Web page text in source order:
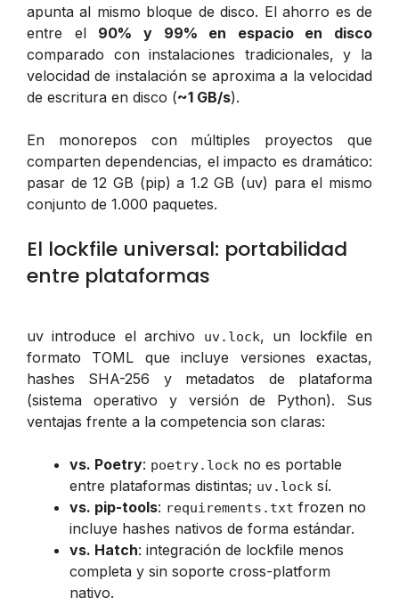
apunta al mismo bloque de disco. El ahorro es de
entre el 90% y 99% en espacio en disco
comparado con instalaciones tradicionales, y la
velocidad de instalación se aproxima a la velocidad
de escritura en disco (~1 GB/s).
En monorepos con múltiples proyectos que
comparten dependencias, el impacto es dramático:
pasar de 12 GB (pip) a 1.2 GB (uv) para el mismo
conjunto de 1.000 paquetes.
El lockfile universal: portabilidad
entre plataformas
uv introduce el archivo uv.lock, un lockfile en
formato TOML que incluye versiones exactas,
hashes SHA-256 y metadatos de plataforma
(sistema operativo y versión de Python). Sus
ventajas frente a la competencia son claras:
vs. Poetry: poetry.lock no es portable
entre plataformas distintas; uv.lock sí.
vs. pip-tools: requirements.txt frozen no
incluye hashes nativos de forma estándar.
vs. Hatch: integración de lockfile menos
completa y sin soporte cross-platform
nativo.